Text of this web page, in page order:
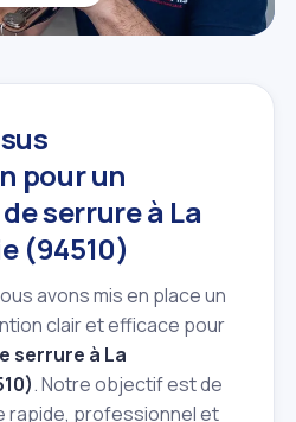
pour un
serrure à La
(94510)
avons mis en place un
clair et efficace pour
serrure à La
. Notre objectif est de
rapide, professionnel et